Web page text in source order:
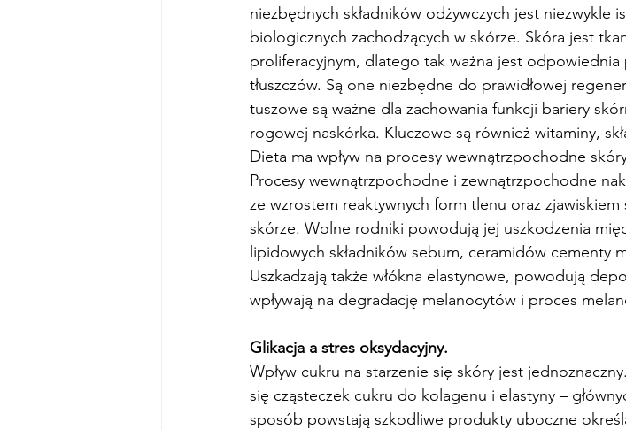
niezbędnych składników odżywczych jest niezwykle
biologicznych zachodzących w skórze. Skóra jest
proliferacyjnym, dlatego tak ważna jest
tłuszczów. Są one niezbędne do prawidłowej
tuszowe są ważne dla zachowania funkcji bariery
rogowej naskórka. Kluczowe są również witaminy,
Dieta ma wpływ na procesy wewnątrzpochodne
Procesy wewnątrzpochodne i zewnątrzpochodne
ze wzrostem reaktywnych form tlenu oraz
skórze. Wolne rodniki powodują jej uszkodzenia
lipidowych składników sebum, ceramidów cementy
Uszkadzają także włókna elastynowe, powodują
wpływają na degradację melanocytów i proces
Glikacja a stres oksydacyjny.
Wpływ cukru na starzenie się skóry jest
się cząsteczek cukru do kolagenu i elastyny –
sposób powstają szkodliwe produkty uboczne